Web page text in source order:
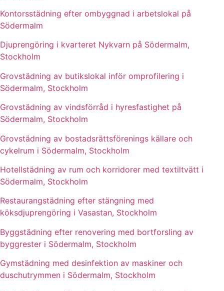
Kontorsstädning efter ombyggnad i arbetslokal på
Södermalm
Djuprengöring i kvarteret Nykvarn på Södermalm,
Stockholm
Grovstädning av butikslokal inför omprofilering i
Södermalm, Stockholm
Grovstädning av vindsförråd i hyresfastighet på
Södermalm, Stockholm
Grovstädning av bostadsrättsförenings källare och
cykelrum i Södermalm, Stockholm
Hotellstädning av rum och korridorer med textiltvätt i
Södermalm, Stockholm
Restaurangstädning efter stängning med
köksdjuprengöring i Vasastan, Stockholm
Byggstädning efter renovering med bortforsling av
byggrester i Södermalm, Stockholm
Gymstädning med desinfektion av maskiner och
duschutrymmen i Södermalm, Stockholm